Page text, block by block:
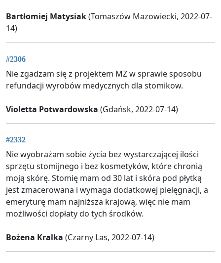
Bartłomiej Matysiak(Tomaszów Mazowiecki, 2022-07-
14)
#2306
Nie zgadzam się z projektem MZ w sprawie sposobu
refundacji wyrobów medycznych dla stomikow.
Violetta Potwardowska (Gdańsk, 2022-07-14)
#2332
Nie wyobrażam sobie życia bez wystarczającej ilości
sprzętu stomijnego i bez kosmetyków, które chronią
moją skórę. Stomię mam od 30 lat i skóra pod płytką
jest zmacerowana i wymaga dodatkowej pielęgnacji, a
emeryturę mam najniższa krajową, więc nie mam
możliwości dopłaty do tych środków.
Bożena Kralka (Czarny Las, 2022-07-14)